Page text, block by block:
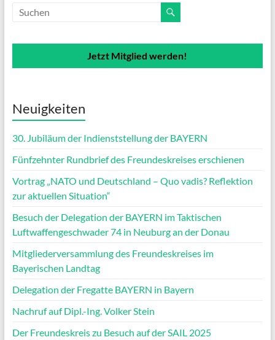
Jetzt Mitglied werden!
Neuigkeiten
30. Jubiläum der Indienststellung der BAYERN
Fünfzehnter Rundbrief des Freundeskreises erschienen
Vortrag „NATO und Deutschland – Quo vadis? Reflektion
zur aktuellen Situation“
Besuch der Delegation der BAYERN im Taktischen
Luftwaffengeschwader 74 in Neuburg an der Donau
Mitgliederversammlung des Freundeskreises im
Bayerischen Landtag
Delegation der Fregatte BAYERN in Bayern
Nachruf auf Dipl.-Ing. Volker Stein
Der Freundeskreis zu Besuch auf der SAIL 2025